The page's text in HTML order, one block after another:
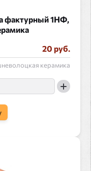
фактурный 1НФ,
20 руб.
керамика